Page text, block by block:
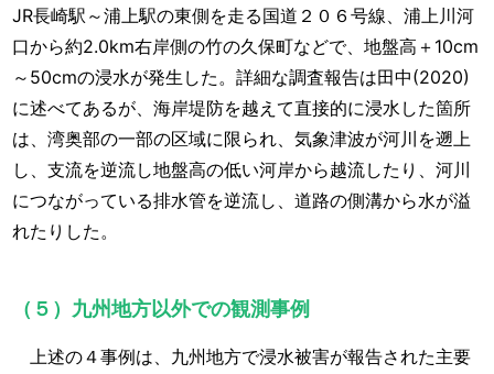
JR長崎駅～浦上駅の東側を走る国道２０６号線、浦上川河
口から約2.0km右岸側の竹の久保町などで、地盤高＋10cm
～50cmの浸水が発生した。詳細な調査報告は田中(2020)
に述べてあるが、海岸堤防を越えて直接的に浸水した箇所
は、湾奥部の一部の区域に限られ、気象津波が河川を遡上
し、支流を逆流し地盤高の低い河岸から越流したり、河川
につながっている排水管を逆流し、道路の側溝から水が溢
れたりした。
（５）九州地方以外での観測事例
上述の４事例は、九州地方で浸水被害が報告された主要